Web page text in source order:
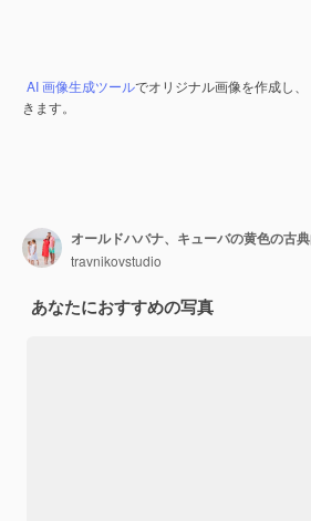
AI 画像生成ツールでオリジナル画像を作成し、
きます。
travnikovstudio
あなたにおすすめの写真